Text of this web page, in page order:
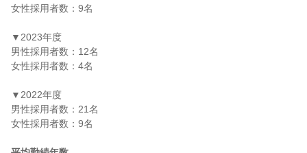
女性採用者数：9名
▼2023年度
男性採用者数：12名
女性採用者数：4名
▼2022年度
男性採用者数：21名
女性採用者数：9名